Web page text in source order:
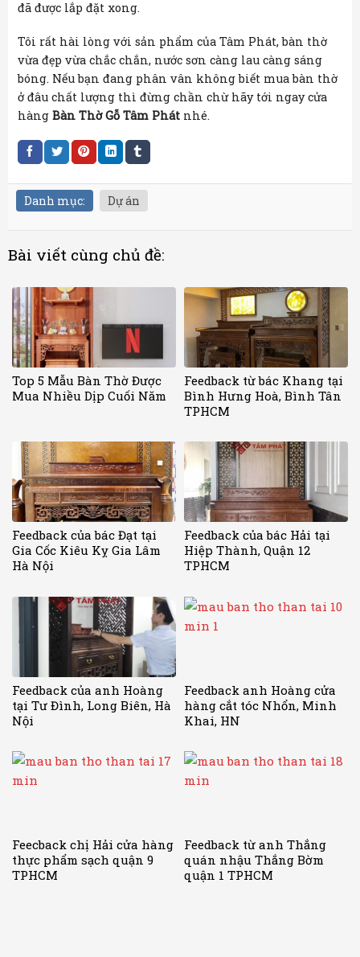
đã được lắp đặt xong.
Tôi rất hài lòng với sản phẩm của Tâm Phát, bàn thờ
vừa đẹp vừa chắc chắn, nước sơn càng lau càng sáng
bóng. Nếu bạn đang phân vân không biết mua bàn thờ
ở đâu chất lượng thì đừng chần chừ hãy tới ngay cửa
hàng Bàn Thờ Gỗ Tâm Phát nhé.
Danh mục: Dự án
Bài viết cùng chủ đề:
Top 5 Mẫu Bàn Thờ Được
Mua Nhiều Dịp Cuối Năm
Feedback từ bác Khang tại
Bình Hưng Hoà, Bình Tân
TPHCM
Feedback của bác Đạt tại
Gia Cốc Kiêu Kỵ Gia Lâm
Hà Nội
Feedback của bác Hải tại
Hiệp Thành, Quận 12
TPHCM
Feedback của anh Hoàng
tại Tư Đình, Long Biên, Hà
Nội
Feedback anh Hoàng cửa
hàng cắt tóc Nhổn, Minh
Khai, HN
Feecback chị Hải cửa hàng
thực phẩm sạch quận 9
TPHCM
Feedback từ anh Thắng
quán nhậu Thắng Bờm
quận 1 TPHCM